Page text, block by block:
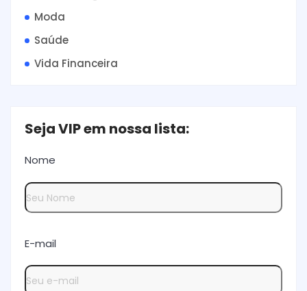
Moda
Saúde
Vida Financeira
Seja VIP em nossa lista:
Nome
E-mail